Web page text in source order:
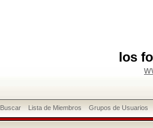
los
Buscar Lista de Miembros Grupos de Usuarios